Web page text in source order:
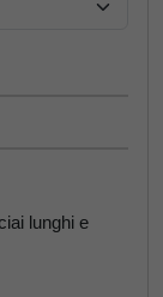
lunghi e